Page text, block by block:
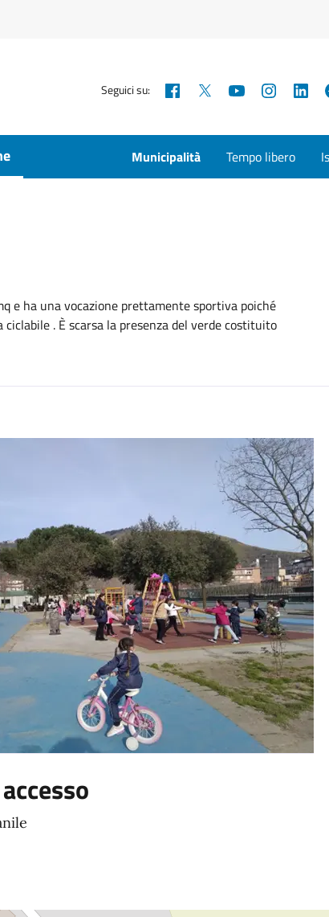
Seguici su: Facebook YouTube
Municipalità Tempo libero
e ha una vocazione prettamente sportiva poiché
. È scarsa la presenza del verde costituito